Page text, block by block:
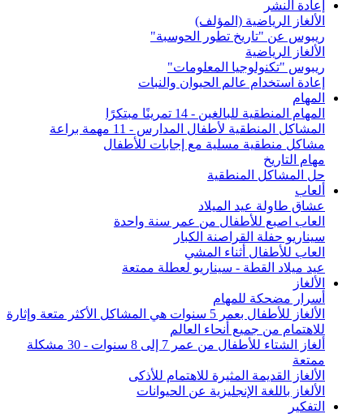
إعادة النشر
الألغاز الرياضية (المؤلف)
ريبوس عن "تاريخ تطور الحوسبة"
الألغاز الرياضية
ريبوس "تكنولوجيا المعلومات"
إعادة استخدام عالم الحيوان والنبات
المهام
المهام المنطقية للبالغين - 14 تمرينًا مبتكرًا
المشاكل المنطقية لأطفال المدارس - 11 مهمة براعة
مشاكل منطقية مسلية مع إجابات للأطفال
مهام التاريخ
حل المشاكل المنطقية
ألعاب
عشاق طاولة عيد الميلاد
العاب اصبع للأطفال من عمر سنة واحدة
سيناريو حفلة القراصنة الكبار
العاب للأطفال أثناء المشي
عيد ميلاد القطة - سيناريو لعطلة ممتعة
الألغاز
أسرار مضحكة للمهام
الألغاز للأطفال بعمر 5 سنوات هي المشاكل الأكثر متعة وإثارة
للاهتمام من جميع أنحاء العالم
ألغاز الشتاء للأطفال من عمر 7 إلى 8 سنوات - 30 مشكلة
ممتعة
الألغاز القديمة المثيرة للاهتمام للأذكى
الألغاز باللغة الإنجليزية عن الحيوانات
التفكير